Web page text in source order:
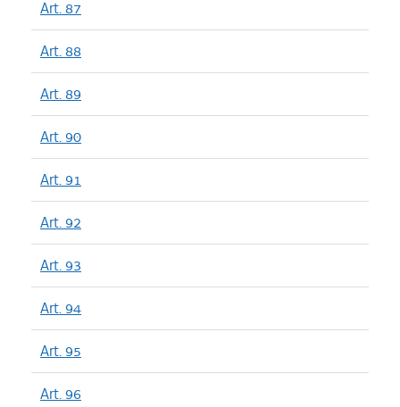
Art. 87
Art. 88
Art. 89
Art. 90
Art. 91
Art. 92
Art. 93
Art. 94
Art. 95
Art. 96